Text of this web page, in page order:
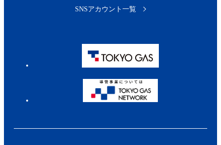
SNSアカウント一覧